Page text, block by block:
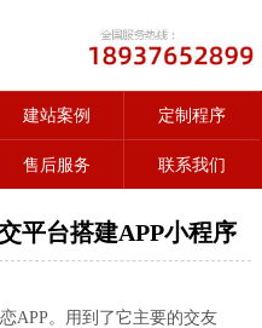
建站案例 定制程序
售后服务 联系我们
平台搭建APP小程序
APP。用到了它主要的交友